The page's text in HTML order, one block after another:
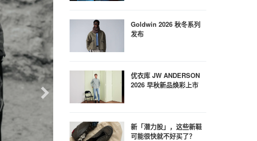
Goldwin 2026 秋冬系列
发布
优衣库 JW ANDERSON
2026 早秋新品焕彩上市
新「潜力股」，这些新鞋
可能很快就不好买了？